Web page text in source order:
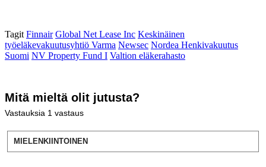
Tagit Finnair Global Net Lease Inc Keskinäinen
työeläkevakuutusyhtiö Varma Newsec Nordea Henkivakuutus
Suomi NV Property Fund I Valtion eläkerahasto
Mitä mieltä olit jutusta?
Vastauksia 1 vastaus
MIELENKIINTOINEN